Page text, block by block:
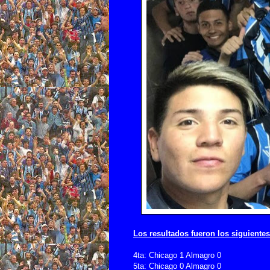
Los resultados fueron los
4ta: Chicago 1 Almagro 0
5ta: Chicago 0 Almagro 0